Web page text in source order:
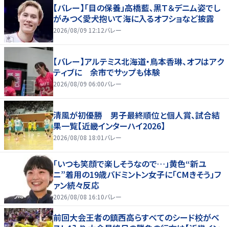
【バレー】「目の保養」高橋藍、黒Ｔ＆デニム姿でし
がみつく愛犬抱いて海に入るオフショなど披露
2026/08/09 12:12バレー
【バレー】アルテミス北海道・鳥本香琳、オフはアク
ティブに 余市でサップも体験
2026/08/09 06:00バレー
清風が初優勝 男子最終順位と個人賞、試合結
果一覧【近畿インターハイ2026】
2026/08/08 18:01 バレー
「いつも笑顔で楽しそうなので…」黄色“新ユ
ニ”着用の19歳バドミントン女子に「CMきそう」フ
ァン続々反応
2026/08/08 16:10バレー
前回大会王者の鎮西高らすべてのシード校がベ